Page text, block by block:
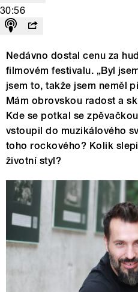
30:56
Nedávno dostal cenu za
filmovém festivalu. „Byl
jsem to, takže jsem neměl
Mám obrovskou radost a
Kde se potkal se
vstoupil do muzikálového
toho rockového? Kolik
životní styl?